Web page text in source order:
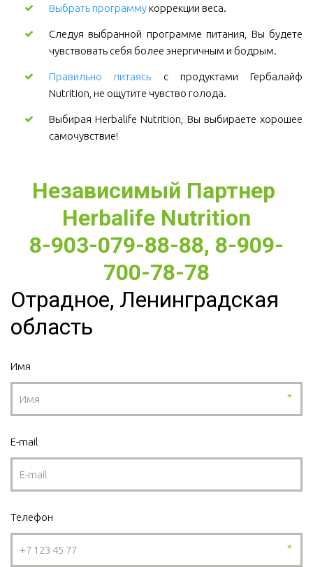
Выбрать программукоррекции веса.
Следуя выбранной программе питания, Вы будете
чувствовать себя более энергичным и бодрым.
Правильно питаясь с продуктами Гербалайф
Nutrition, не ощутите чувство голода.
Выбирая Herbalife Nutrition, Вы выбираете хорошее
самочувствие!
Независимый Партнер
Herbalife Nutrition
8-903-079-88-88, 8-909-
700-78-78
Отрадное, Ленинградская
область
Имя
*
E-mail
Телефон
*